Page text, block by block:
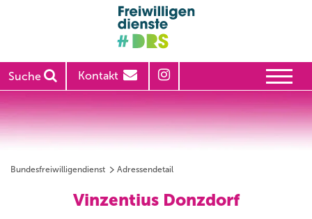
Suche Kontakt
Bundesfreiwilligendienst Adressendetail
Vinzentius Donzdorf